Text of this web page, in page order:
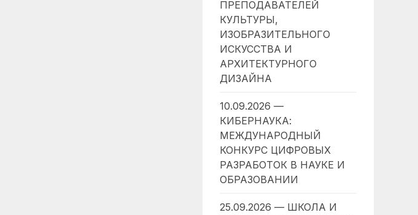
ПРЕПОДАВАТЕЛЕЙ
КУЛЬТУРЫ,
ИЗОБРАЗИТЕЛЬНОГО
ИСКУССТВА И
АРХИТЕКТУРНОГО
ДИЗАЙНА
10.09.2026 —
КИБЕРНАУКА:
МЕЖДУНАРОДНЫЙ
КОНКУРС ЦИФРОВЫХ
РАЗРАБОТОК В НАУКЕ И
ОБРАЗОВАНИИ
25.09.2026 — ШКОЛА И